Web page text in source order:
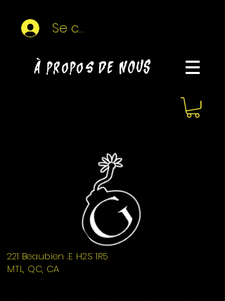
Se connecter
À propos de NOUS
221 Beaubien .E H2S 1R5
MTL, QC, CA